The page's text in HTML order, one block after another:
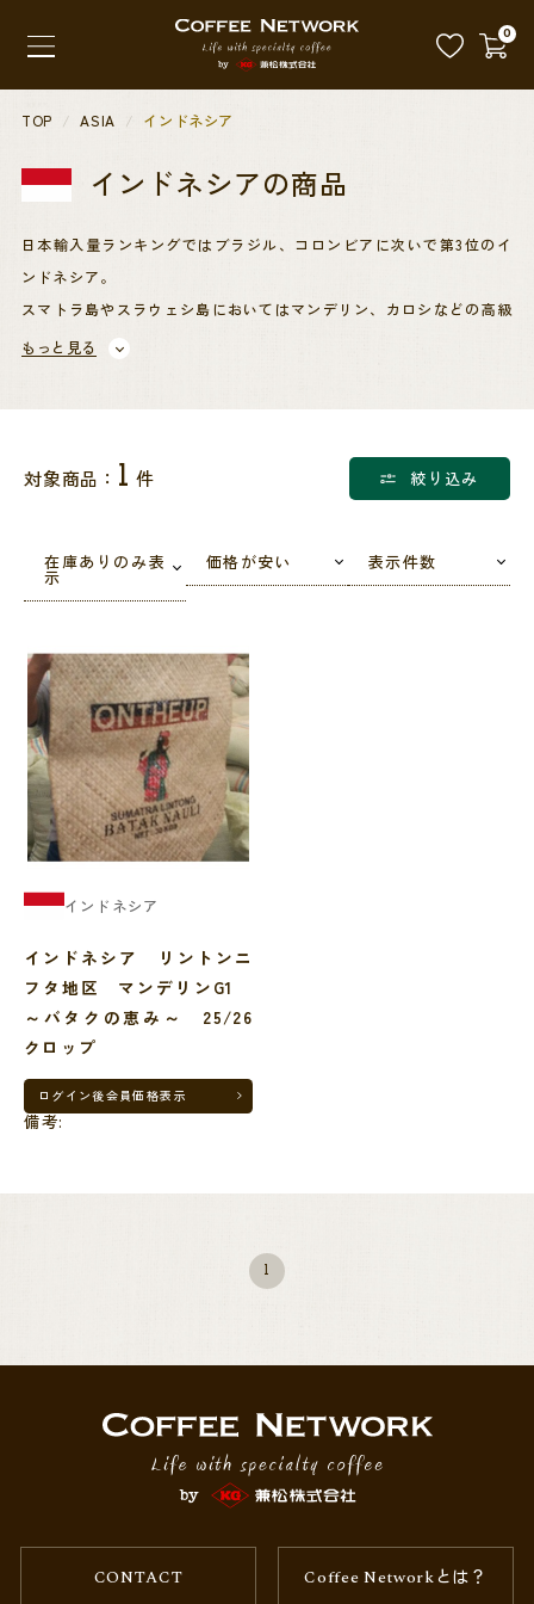
0
TOP ASIA インドネシア
インドネシアの商品
日本輸入量ランキングではブラジル、コロンビアに次いで第3位のイ
ンドネシア。
スマトラ島やスラウェシ島においてはマンデリン、カロシなどの高級
アラビカの産地として知られていますが、スマトラ島南部やジャワ島
安定をいかにして創り出すかがポイント。
マンデリンのカップには独特の風味・触感があり多くのファンを引き
もっと見る
対象商品： 1 件 絞り込み
在庫ありのみ表
示
価格が安い 表示件数
インドネシア
インドネシア リントンニ
フタ地区 マンデリンG1
～バタクの恵み～ 25/26
クロップ
ログイン後会員価格表示
備考:
1
CONTACT Coffee Networkとは？